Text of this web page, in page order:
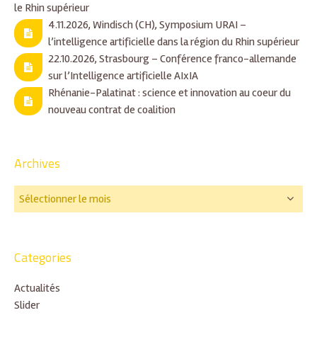
le Rhin supérieur
4.11.2026, Windisch (CH), Symposium URAI –
l’intelligence artificielle dans la région du Rhin supérieur
22.10.2026, Strasbourg – Conférence franco-allemande
sur l’Intelligence artificielle AIxIA
Rhénanie-Palatinat : science et innovation au coeur du
nouveau contrat de coalition
Archives
Categories
Actualités
Slider